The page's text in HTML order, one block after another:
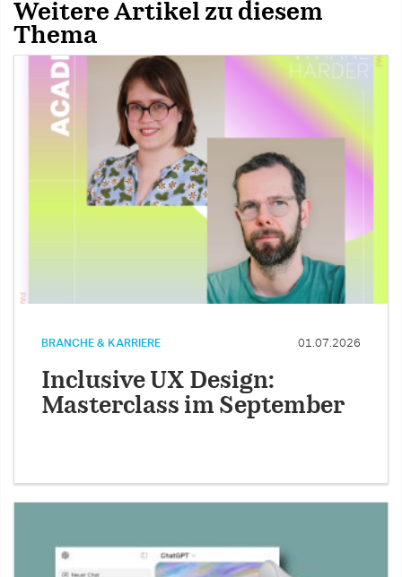
Weitere Artikel zu diesem
Thema
BRANCHE & KARRIERE 01.07.2026
Inclusive UX Design:
Masterclass im September